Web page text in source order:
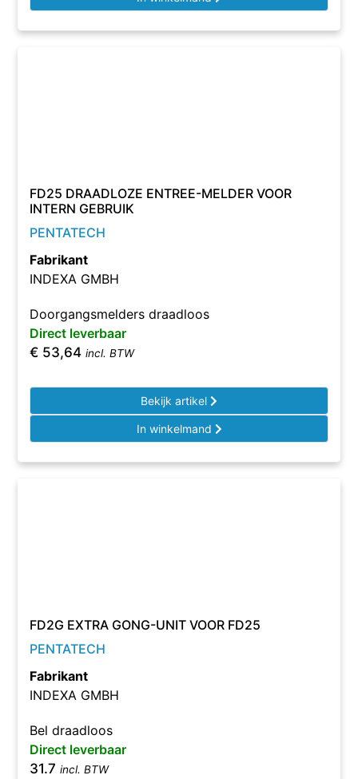
FD25 DRAADLOZE ENTREE-MELDER VOOR
INTERN GEBRUIK
PENTATECH
Fabrikant
INDEXA GMBH
Doorgangsmelders draadloos
Direct leverbaar
€ 53,64 incl. BTW
Bekijk artikel
In winkelmand
FD2G EXTRA GONG-UNIT VOOR FD25
PENTATECH
Fabrikant
INDEXA GMBH
Bel draadloos
Direct leverbaar
31.7 incl. BTW